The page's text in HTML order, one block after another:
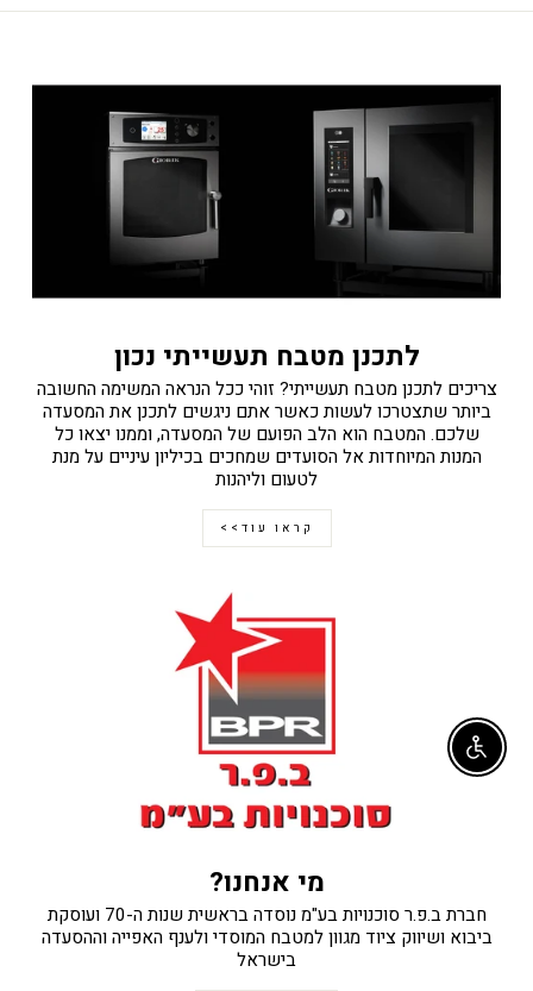
לתכנן מטבח תעשייתי נכון
צריכים לתכנן מטבח תעשייתי? זוהי ככל הנראה המשימה החשובה
ביותר שתצטרכו לעשות כאשר אתם ניגשים לתכנן את המסעדה
שלכם. המטבח הוא הלב הפועם של המסעדה, וממנו יצאו כל
המנות המיוחדות אל הסועדים שמחכים בכיליון עיניים על מנת
לטעום וליהנות
קראו עוד>>
מי אנחנו?
חברת ב.פ.ר סוכנויות בע"מ נוסדה בראשית שנות ה-70 ועוסקת
ביבוא ושיווק ציוד מגוון למטבח המוסדי ולענף האפייה וההסעדה
בישראל
Enable accessibility